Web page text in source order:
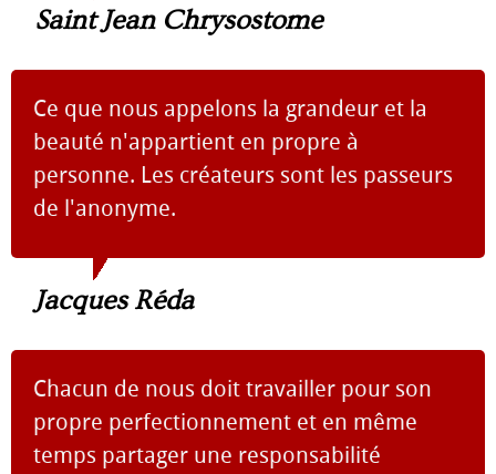
Saint Jean Chrysostome
Ce que nous appelons la grandeur et la
beauté n'appartient en propre à
personne. Les créateurs sont les passeurs
de l'anonyme.
Jacques Réda
Chacun de nous doit travailler pour son
propre perfectionnement et en même
temps partager une responsabilité